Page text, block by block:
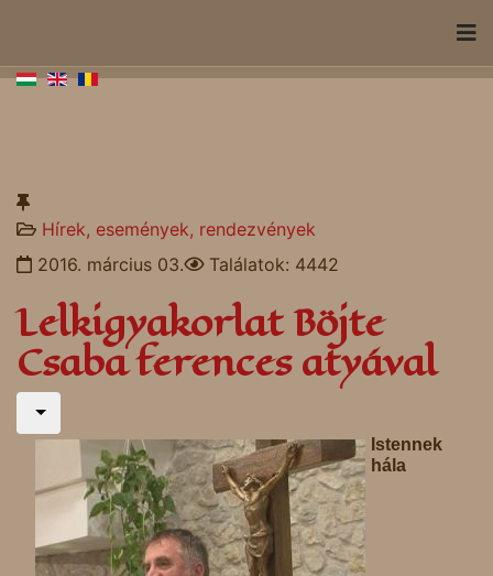
Hírek, események, rendezvények
2016. március 03.
Találatok: 4442
Lelkigyakorlat Böjte
Csaba ferences atyával
Istennek
hála